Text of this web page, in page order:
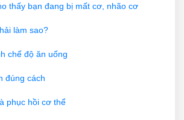
thấy bạn đang bị mất cơ, nhão cơ
làm sao?
chế độ ăn uống
đúng cách
phục hồi cơ thể